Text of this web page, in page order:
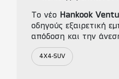
Το νέο Hankook
οδηγούς εξαιρετική
απόδοση και την
4X4-SUV